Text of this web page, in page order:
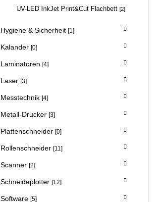
UV-LED InkJet Print&Cut Flachbett [2]
Hygiene & Sicherheit [1]
Kalander [0]
Laminatoren [4]
Laser [3]
Messtechnik [4]
Metall-Drucker [3]
Plattenschneider [0]
Rollenschneider [11]
Scanner [2]
Schneideplotter [12]
Software [5]